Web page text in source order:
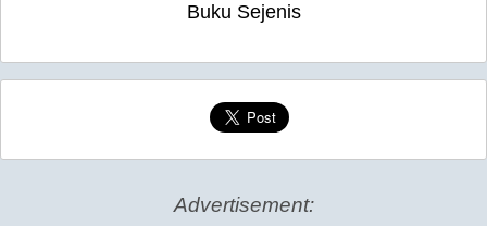
Buku Sejenis
Advertisement: